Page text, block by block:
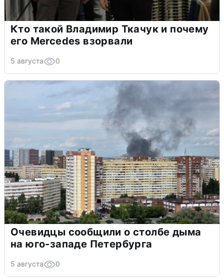
Кто такой Владимир Ткачук и почему
его Mercedes взорвали
5 августа 0
Очевидцы сообщили о столбе дыма
на юго-западе Петербурга
5 августа 0